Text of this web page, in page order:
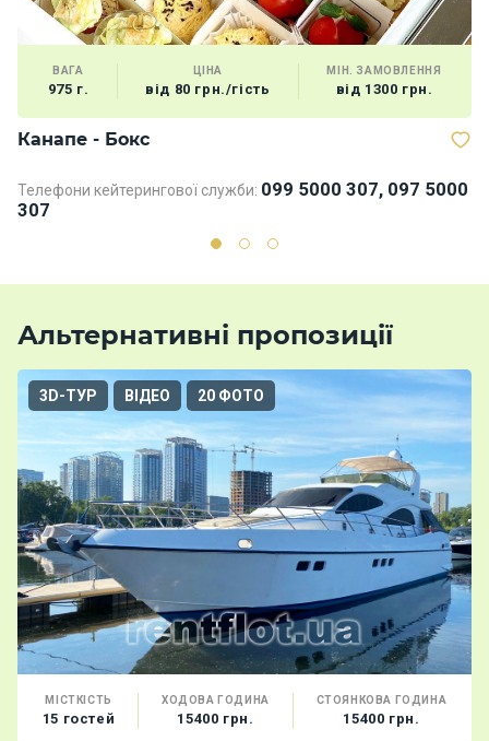
ВАГА
975 г.
ЦІНА
від 80 грн./гість
МІН. ЗАМОВЛЕННЯ
від 1300 грн.
Канапе - Бокс
Телефони кейтерингової служби: 099 5000 307, 097 5000
307
Альтернативні пропозиції
3D-ТУР ВІДЕО 20 ФОТО
МІСТКІСТЬ
15 гостей
ХОДОВА ГОДИНА
15400 грн.
СТОЯНКОВА ГОДИНА
15400 грн.